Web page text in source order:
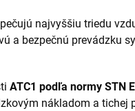
najvyššiu triedu
a bezpečnú prevádzku
ATC1 podľa normy STN
nákladom a tichej